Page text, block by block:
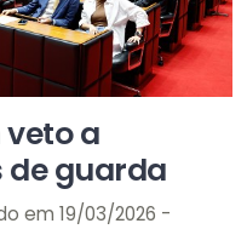
a
de guarda
em 19/03/2026 -